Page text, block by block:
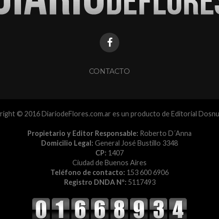
CONTACTO
© 2016 DiariodeFlores.com.ar es un producto de Editorial
Propietario y Editor Responsable: Roberto D´Anna
Domicilio Legal: General José Bustillo 3348
CP: 1407
Ciudad de Buenos Aires
Teléfono de contacto: 153 600 6906
Registro DNDA Nº: 5117493